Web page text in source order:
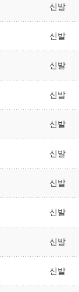
신발
신발
신발
신발
신발
신발
신발
신발
신발
신발